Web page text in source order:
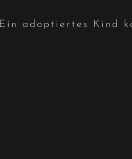
Ein adoptiertes Kind